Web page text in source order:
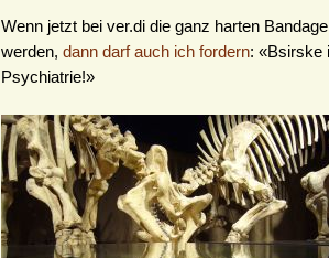
Wenn jetzt bei ver.di die ganz harten
werden, dann darf auch ich fordern: «Bsirske
Psychiatrie!»